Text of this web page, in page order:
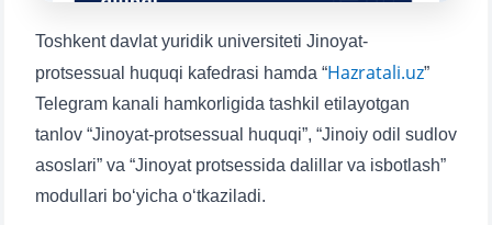
Toshkent davlat yuridik universiteti Jinoyat-
protsessual huquqi kafedrasi hamda “Hazratali.uz”
Telegram kanali hamkorligida tashkil etilayotgan
tanlov “Jinoyat-protsessual huquqi”, “Jinoiy odil sudlov
asoslari” va “Jinoyat protsessida dalillar va isbotlash”
modullari bo‘yicha o‘tkaziladi.
3. Suhbat (bakalavr) (8)
5. To'lov-kontrakt (2) 6. Elektron ariza (16)
7. Call-center (4) 8. Bakalavriat kvotasi (3)
9. Magistratura kvotasi (4) ✉️ Adminga yozish